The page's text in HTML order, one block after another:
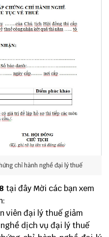
chỉ hành nghề đại lý thuế
tại đây Mời các bạn xem
viên đại lý thuế giảm
dịch vụ đại lý thuế